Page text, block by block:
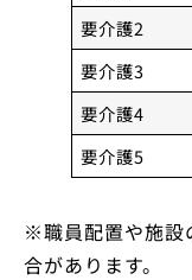
要介護2
要介護3
要介護4
要介護5
※職員配置や施設
合があります。